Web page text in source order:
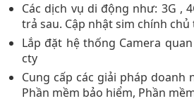
Các dịch vụ di động như: 3G ,
trả sau. Cập nhật sim chính
Lắp đặt hệ thống Camera
cty
Cung cấp các giải pháp
Phần mềm bảo hiểm, Phần